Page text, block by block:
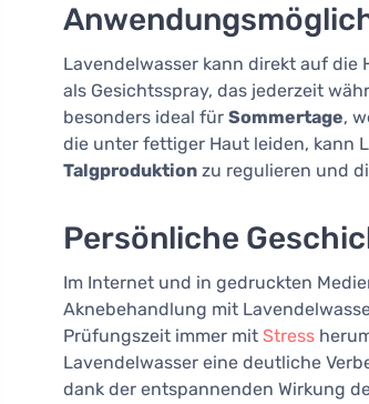
Lavendelwasser kann direkt auf die
als Gesichtsspray, das jederzeit
besonders ideal für Sommertage,
die unter fettiger Haut leiden, kann
Talgproduktion zu regulieren und
Persönliche
Im Internet und in gedruckten
Aknebehandlung mit
Prüfungszeit immer mit Stress
Lavendelwasser eine deutliche
dank der entspannenden Wirkung